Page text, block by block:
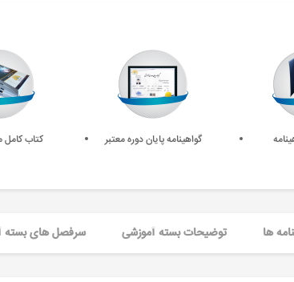
گواهینامه پایان دوره معتبر کتاب کامل
ها توضیحات بسته آموزشی سرفصل های بسته